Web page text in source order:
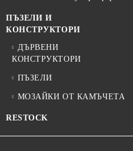
ПЪЗЕЛИ И
КОНСТРУКТОРИ
ДЪРВЕНИ
КОНСТРУКТОРИ
ПЪЗЕЛИ
МОЗАЙКИ ОТ КАМЪЧЕТА
RESTOCK